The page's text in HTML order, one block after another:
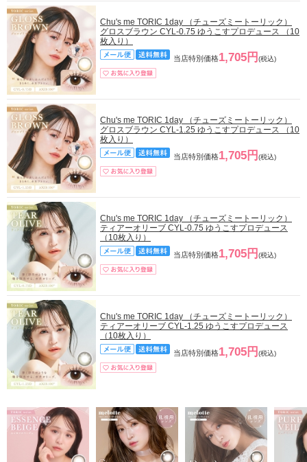
Chu's me TORIC 1day （チューズミートーリック）
グロスブラウン CYL-0.75 ゆうこすプロデュース （10
枚入り）
当店特別価格1,705円 (税込)
Chu's me TORIC 1day （チューズミートーリック）
グロスブラウン CYL-1.25 ゆうこすプロデュース （10
枚入り）
当店特別価格1,705円 (税込)
Chu's me TORIC 1day （チューズミートーリック）
ティアーオリーブ CYL-0.75 ゆうこすプロデュース
（10枚入り）
当店特別価格1,705円 (税込)
Chu's me TORIC 1day （チューズミートーリック）
ティアーオリーブ CYL-1.25 ゆうこすプロデュース
（10枚入り）
当店特別価格1,705円 (税込)